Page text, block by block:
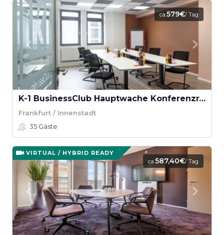
ca.579€/ Tag
K-1 BusinessClub Hauptwache Konferenzraum “Bornheim”
Frankfurt / Innenstadt
35 Gäste
VIRTUAL / HYBRID READY
ca.587,40€/ Tag